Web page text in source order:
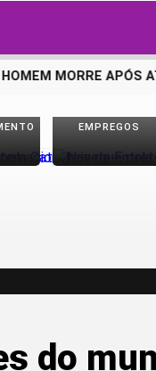
MORRE APÓS
EMPREGOS
do